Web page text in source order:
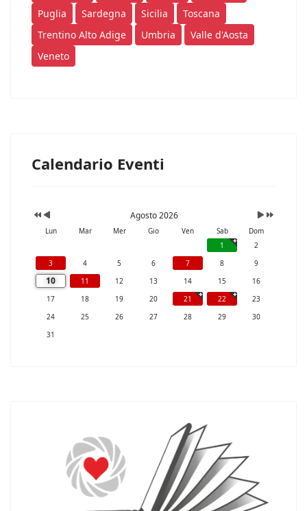
Puglia
Sardegna Sicilia
Toscana
Trentino Alto Adige
Umbria
Valle d'Aosta
Veneto
Calendario Eventi
Agosto 2026
Lun Mar Mer Gio Ven Sab
Dom
1
2
3
4 5 6 7 8 9
10 11 12 13 14 15
16
17
18 19 20 21 22
23
24
25 26 27 28 29
30
31